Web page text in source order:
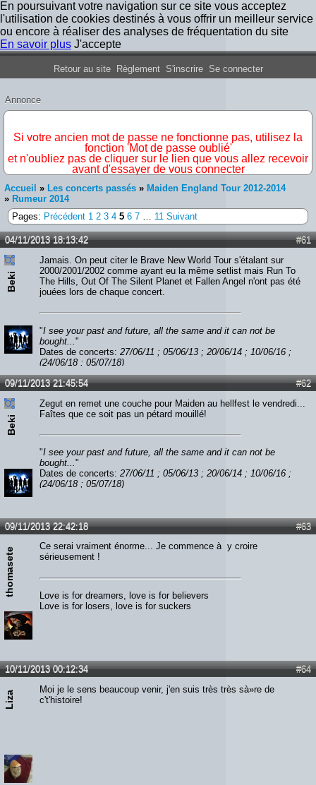
En poursuivant votre navigation sur ce site vous acceptez
l'utilisation de cookies destinés à vous offrir un meilleur service
ou encore à réaliser des analyses de fréquentation du site
En savoir plus J'accepte
Forum Iron Maiden France
Retour au site Règlement S'inscrire Se connecter
Annonce
Si votre ancien mot de passe ne fonctionne pas, utilisez la
fonction 'Mot de passe oublié'
et n'oubliez pas de cliquer sur le lien que vous allez recevoir
avant d'essayer de vous connecter
Accueil » Les concerts passés » Maiden England Tour 2012-2014
» Rumeur 2014
Pages: Précédent 1 2 3 4 5 6 7 … 11 Suivant
#61
04/11/2013 18:13:42
Beki
Jamais. On peut citer le Brave New World Tour s'étalant sur
2000/2001/2002 comme ayant eu la même setlist mais Run To
The Hills, Out Of The Silent Planet et Fallen Angel n'ont pas été
jouées lors de chaque concert.
"I see your past and future, all the same and it can not be
bought... "
Dates de concerts: 27/06/11 ; 05/06/13 ; 20/06/14 ; 10/06/16 ;
(24/06/18 ; 05/07/18)
#62
09/11/2013 21:45:54
Beki
Zegut en remet une couche pour Maiden au hellfest le vendredi...
Faîtes que ce soit pas un pétard mouillé!
"I see your past and future, all the same and it can not be
bought..."
Dates de concerts: 27/06/11 ; 05/06/13 ; 20/06/14 ; 10/06/16 ;
(24/06/18 ; 05/07/18)
#63
09/11/2013 22:42:18
thomasete
Ce serai vraiment énorme... Je commence à y croire
sérieusement !
Love is for dreamers, love is for believers
Love is for losers, love is for suckers
#64
10/11/2013 00:12:34
Liza
Moi je le sens beaucoup venir, j'en suis très très sà»re de
c't'histoire!